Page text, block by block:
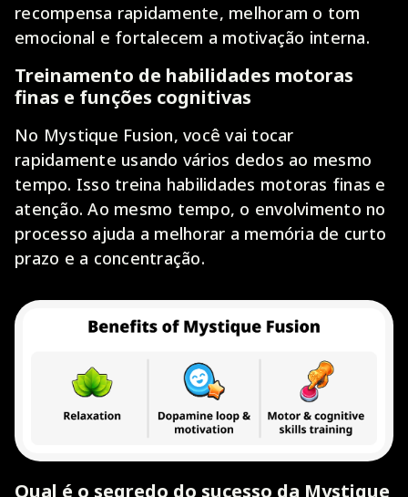
recompensa rapidamente, melhoram o tom
emocional e fortalecem a motivação interna.
Treinamento de habilidades motoras
finas e funções cognitivas
No Mystique Fusion, você vai tocar
rapidamente usando vários dedos ao mesmo
tempo. Isso treina habilidades motoras finas e
atenção. Ao mesmo tempo, o envolvimento no
processo ajuda a melhorar a memória de curto
prazo e a concentração.
Qual é o segredo do sucesso da Mystique